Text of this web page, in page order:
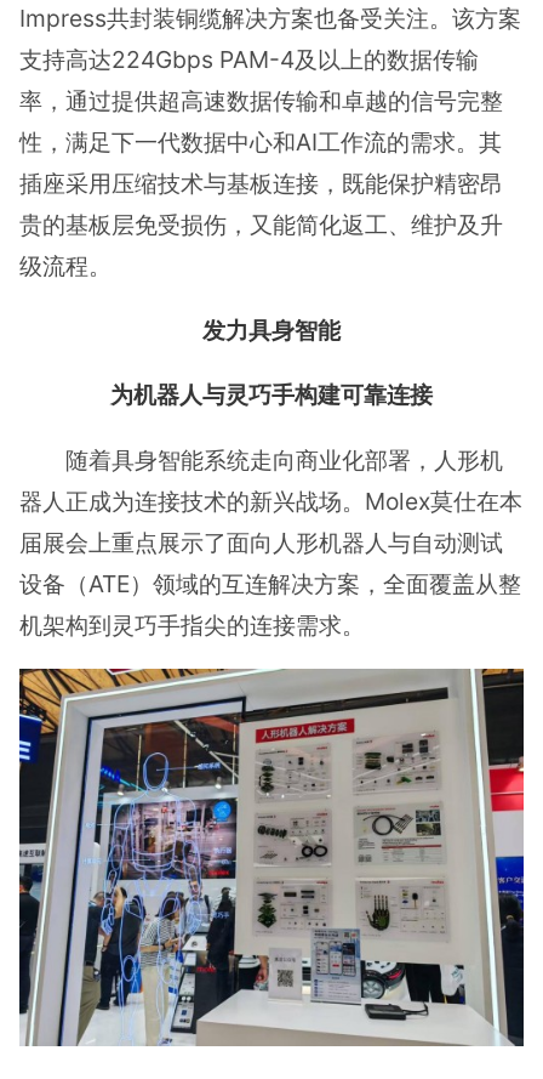
Impress共封装铜缆解决方案也备受关注。该方案
支持高达224Gbps PAM-4及以上的数据传输
率，通过提供超高速数据传输和卓越的信号完整
性，满足下一代数据中心和AI工作流的需求。其
插座采用压缩技术与基板连接，既能保护精密昂
贵的基板层免受损伤，又能简化返工、维护及升
级流程。
发力具身智能
为机器人与灵巧手构建可靠连接
随着具身智能系统走向商业化部署，人形机
器人正成为连接技术的新兴战场。Molex莫仕在本
届展会上重点展示了面向人形机器人与自动测试
设备（ATE）领域的互连解决方案，全面覆盖从整
机架构到灵巧手指尖的连接需求。